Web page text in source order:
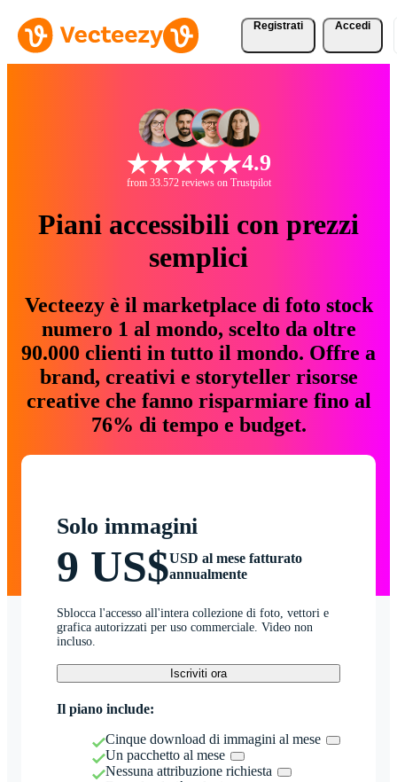
Registrati Accedi
4.9
from 33.572 reviews on Trustpilot
Piani accessibili con prezzi
semplici
Vecteezy è il marketplace di foto stock
numero 1 al mondo, scelto da oltre
90.000 clienti in tutto il mondo. Offre a
brand, creativi e storyteller risorse
creative che fanno risparmiare fino al
76% di tempo e budget.
Solo immagini
9 US$USD al mese fatturato
annualmente
Sblocca l'accesso all'intera collezione di foto, vettori e
grafica autorizzati per uso commerciale. Video non
incluso.
Iscriviti ora
Il piano include:
Cinque download di immagini al mese
Un pacchetto al mese
Nessuna attribuzione richiesta